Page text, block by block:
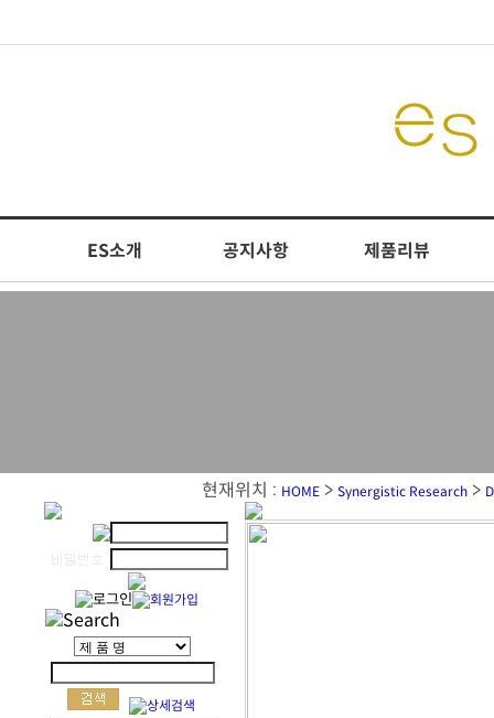
ES소개 공지사항 제품리뷰
현재위치 : HOME > Synergistic Research >